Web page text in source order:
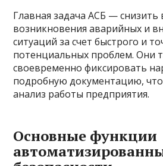
Главная задача АСБ — снизить
возникновения аварийных и
ситуаций за счет быстрого и
потенциальных проблем. Они
своевременно фиксировать
подробную документацию, что
анализ работы предприятия.
Основные функции